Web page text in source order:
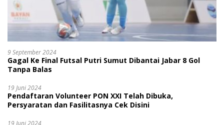
9 September 2024
Gagal Ke Final Futsal Putri Sumut Dibantai Jabar 8 Gol
Tanpa Balas
19 Juni 2024
Pendaftaran Volunteer PON XXI Telah Dibuka,
Persyaratan dan Fasilitasnya Cek Disini